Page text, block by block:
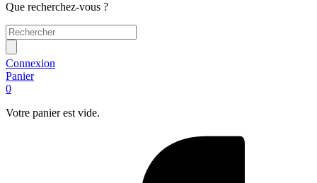
Que recherchez-vous ?
Connexion
Panier
0
Votre panier est vide.